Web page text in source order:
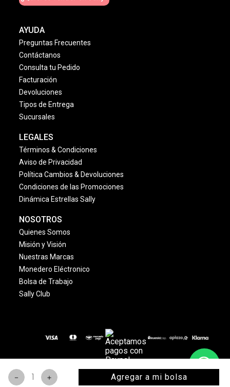
＋
－ Agregar a mi bolsa
AYUDA
Preguntas Frecuentes
Contáctanos
Consulta tu Pedido
Facturación
Devoluciones
Tipos de Entrega
Sucursales
LEGALES
Términos & Condiciones
Aviso de Privacidad
Política Cambios & Devoluciones
Condiciones de las Promociones
Dinámica Estrellas Sally
NOSOTROS
Quienes Somos
Misión y Visión
Nuestras Marcas
Monedero Eléctronico
Bolsa de Trabajo
Sally Club
© 2024 Copyright. Todos los derechos reservados
www.sallybeauty.com.mx. | Marca registrada.